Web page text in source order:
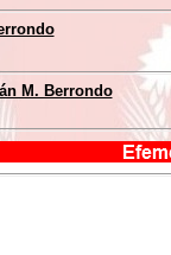
M. Berrondo